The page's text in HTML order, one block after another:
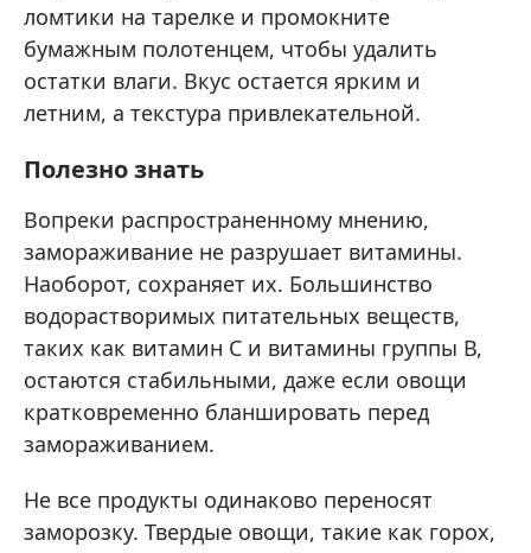
ломтики на тарелке и промокните
бумажным полотенцем, чтобы удалить
остатки влаги. Вкус остается ярким и
летним, а текстура привлекательной.
Полезно знать
Вопреки распространенному мнению,
замораживание не разрушает витамины.
Наоборот, сохраняет их. Большинство
водорастворимых питательных веществ,
таких как витамин С и витамины группы В,
остаются стабильными, даже если овощи
кратковременно бланшировать перед
замораживанием.
Не все продукты одинаково переносят
заморозку. Твердые овощи, такие как горох,